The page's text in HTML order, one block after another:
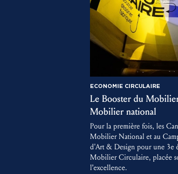
ECONOMIE CIRCULAIRE
Le Booster du
Mobilier national
Pour la première fois, les
Mobilier National et au
d'Art & Design pour une 3e
Mobilier Circulaire, placée
l’excellence.